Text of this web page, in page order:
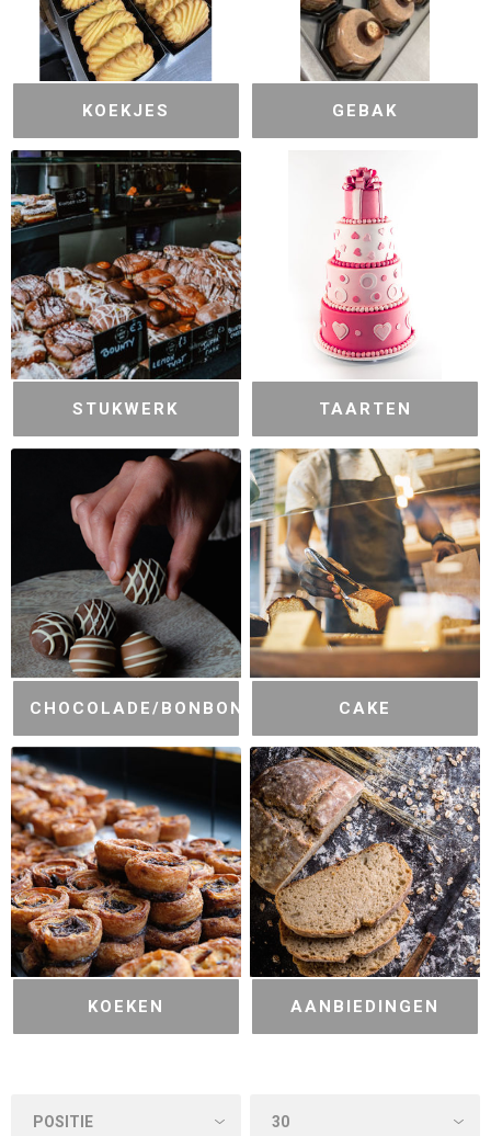
KOEKJES GEBAK
STUKWERK TAARTEN
CHOCOLADE/BONBONS CAKE
KOEKEN AANBIEDINGEN